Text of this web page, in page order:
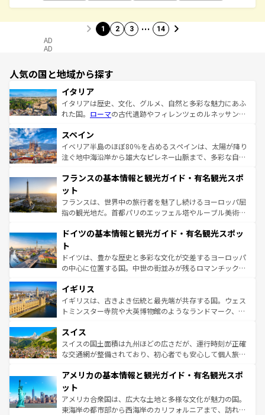
1 2 3 … 14
AD
AD
人気の国と地域から探す
イタリア
イタリアは歴史、文化、グルメ、自然と多彩な魅力にあふ
れた国。 ローマの古代遺跡やフィレンツェのルネッサンス
ろん、トスカーナの美しい田園風景やアマルフィ海岸の絶
景など、自然景観も見逃せない。観光の合間には、本場の
ピザやパスタなど、絶品のイタリア料理を堪能することも
ませてくれるイタリアで、忘れられない旅をしてみよう！
なお、新着のイタリア情報は
しい。
スペイン
イベリア半島のほぼ80％を占めるスペインは、太陽が降り
注ぐ地中海沿岸から雄大なピレネー山脈まで、多彩な自然
文化が根付くこの国では、情熱的なフラメンコ、熱気あふ
れる闘牛、そして美味しいタパスが生活の一部となってい
る。首都マドリードの洗練された雰囲気や、バルセロナの
アートに溢れた街角から、地方では古代ローマ遺跡や中世
せる。地方によって風土や気候が異なるスペインはその個
ンテンツ一覧 を参照してほしい。
フランスの基本情報と観光ガイド・有名観光スポ
ット
フランスは、世界中の旅行者を魅了し続けるヨーロッパ屈
指の観光地だ。首都パリのエッフェル塔やルーブル美術館
で、幅広い魅力が詰まっている。華麗な宮殿、歴史的な大
聖堂、美しいビーチ、そして豊かな自然が、訪れる者を心
から魅了する。また、フランスは美食の国としても知ら
れ、フランス料理はユネスコ無形文化遺産にも登録されて
香り高いラベンダー畑など、多彩な楽しみ方が可能だ。さ
らに、パリ以外の地域にも魅力が溢れており、どの街角に
も豊かな歴史と文化が息づいている。パリ以外の個性あふ
を参照してほしい。
ドイツの基本情報と観光ガイド・有名観光スポッ
ト
ドイツは、豊かな歴史と多彩な文化が交差するヨーロッパ
の中心に位置する国。中世の街並みが残るロマンチック街
顔を持つこの国は、どこを歩いても飽きることがない。ベ
ルリンの文化的活気、バイエルン州のアルプスの絶景、そ
してライン川沿いのワイン畑といった風景は必見。ビール
は、お酒好きな人にはぜひ体験してほしい。 なお、新着の
ドイツ情報はコンテンツ一覧を参照してほしい。
イギリス
イギリスは、古きよき伝統と最先端が共存する国。ウェス
トミンスター寺院や大英博物館のようなランドマーク、歴
リアごとに異なる魅力がある。また、優雅なアフタヌーン
ティー、ビール好きにはたまらない英国パブ、サッカー観
戦など、本場だからこそできる体験も豊富。イギリスを旅
ンツ一覧を参照してほしい。
スイス
スイスの国土面積は九州ほどの広さだが、運行時刻が正確
な交通網が整備されており、初心者でも安心して個人旅行
の建物がそのまま残る町や、スイスならではのユニークな
博物館もあり、アルプス観光だけでなく町歩きも満喫する
ことができる。国民の所得が高いため物価も高いが、旅行
者向けの交通パス提供のサービスもあり、うまく活用すれ
アメリカの基本情報と観光ガイド・有名観光スポ
ット
アメリカ合衆国は、広大な土地と多様な文化が魅力の国。
東海岸の都市部から西海岸のカリフォルニアまで、訪れる